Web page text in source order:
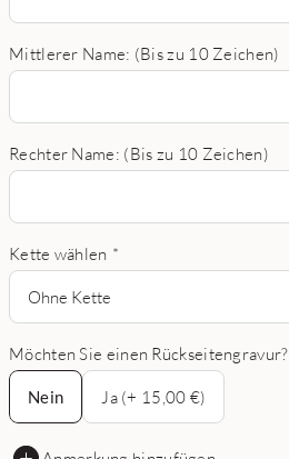
Mittlerer Name: (Bis zu 10 Zeichen)
Rechter Name: (Bis zu 10 Zeichen)
Kette wählen *
Ohne Kette
Möchten Sie einen Rückseitengravur?
Nein
Nein
Ja (+ 15,00 €)